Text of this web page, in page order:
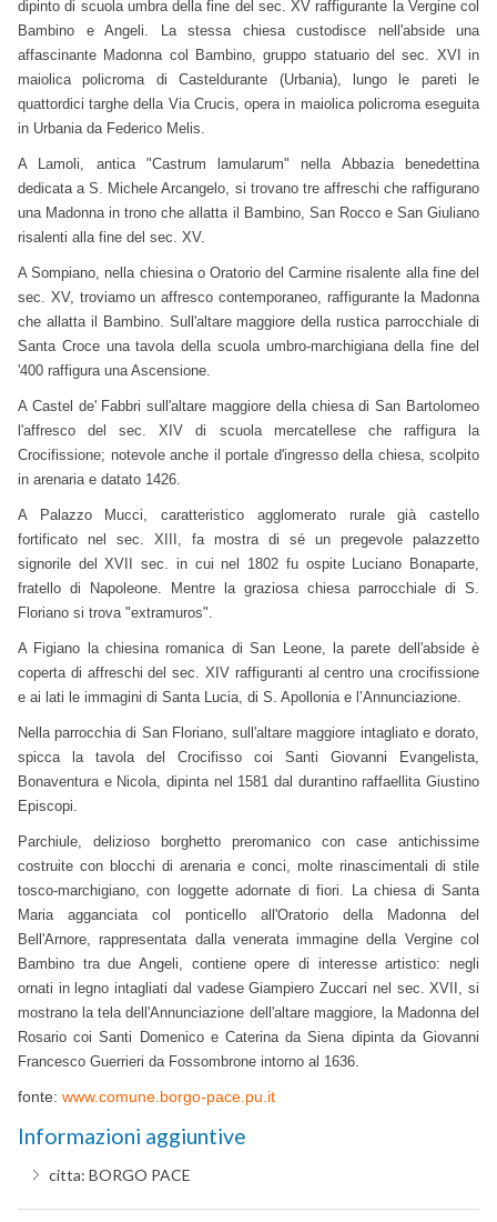
dipinto di scuola umbra della fine del sec. XV raffigurante la Vergine col
Bambino e Angeli. La stessa chiesa custodisce nell'abside una
affascinante Madonna col Bambino, gruppo statuario del sec. XVI in
maiolica policroma di Casteldurante (Urbania), lungo le pareti le
quattordici targhe della Via Crucis, opera in maiolica policroma eseguita
in Urbania da Federico Melis.
A Lamoli, antica "Castrum lamularum" nella Abbazia benedettina
dedicata a S. Michele Arcangelo, si trovano tre affreschi che raffigurano
una Madonna in trono che allatta il Bambino, San Rocco e San Giuliano
risalenti alla fine del sec. XV.
A Sompiano, nella chiesina o Oratorio del Carmine risalente alla fine del
sec. XV, troviamo un affresco contemporaneo, raffigurante la Madonna
che allatta il Bambino. Sull'altare maggiore della rustica parrocchiale di
Santa Croce una tavola della scuola umbro-marchigiana della fine del
'400 raffigura una Ascensione.
A Castel de' Fabbri sull'altare maggiore della chiesa di San Bartolomeo
l'affresco del sec. XIV di scuola mercatellese che raffigura la
Crocifissione; notevole anche il portale d'ingresso della chiesa, scolpito
in arenaria e datato 1426.
A Palazzo Mucci, caratteristico agglomerato rurale già castello
fortificato nel sec. XIII, fa mostra di sé un pregevole palazzetto
signorile del XVII sec. in cui nel 1802 fu ospite Luciano Bonaparte,
fratello di Napoleone. Mentre la graziosa chiesa parrocchiale di S.
Floriano si trova "extramuros".
A Figiano la chiesina romanica di San Leone, la parete dell'abside è
coperta di affreschi del sec. XIV raffiguranti al centro una crocifissione
e ai lati le immagini di Santa Lucia, di S. Apollonia e l’Annunciazione.
Nella parrocchia di San Floriano, sull'altare maggiore intagliato e dorato,
spicca la tavola del Crocifisso coi Santi Giovanni Evangelista,
Bonaventura e Nicola, dipinta nel 1581 dal durantino raffaellita Giustino
Episcopi.
Parchiule, delizioso borghetto preromanico con case antichissime
costruite con blocchi di arenaria e conci, molte rinascimentali di stile
tosco-marchigiano, con loggette adornate di fiori. La chiesa di Santa
Maria agganciata col ponticello all'Oratorio della Madonna del
Bell'Arnore, rappresentata dalla venerata immagine della Vergine col
Bambino tra due Angeli, contiene opere di interesse artistico: negli
ornati in legno intagliati dal vadese Giampiero Zuccari nel sec. XVII, si
mostrano la tela dell'Annunciazione dell'altare maggiore, la Madonna del
Rosario coi Santi Domenico e Caterina da Siena dipinta da Giovanni
Francesco Guerrieri da Fossombrone intorno al 1636
fonte: www.comune.borgo-pace.pu.it
Informazioni aggiuntive
citta: BORGO PACE